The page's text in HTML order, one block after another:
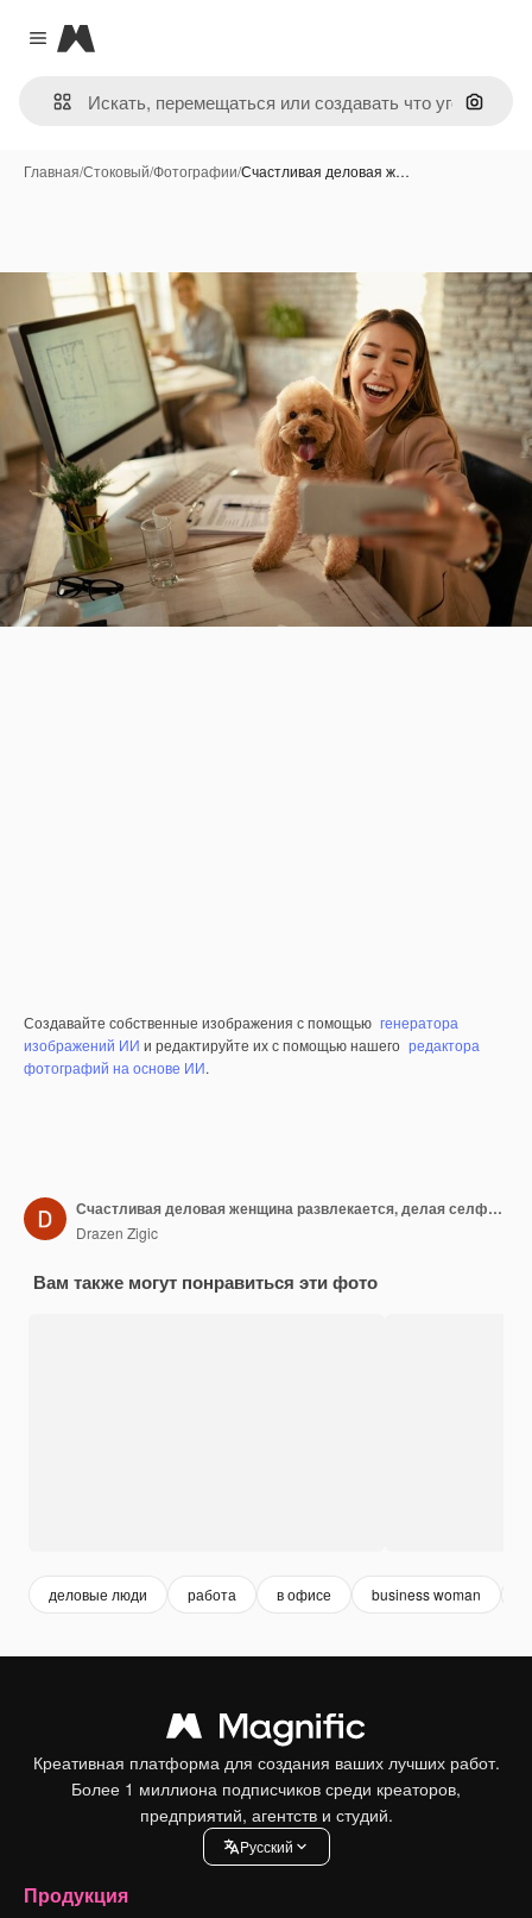
Close menu
Magnific
Поиск
Главная/Стоковый/Фотографии/Счастливая деловая ж…
Создавайте собственные изображения с помощью генератора
изображений ИИ и редактируйте их с помощью нашего редактора
фотографий на основе ИИ.
Счастливая деловая женщина развлекается, делая селфи со своей собакой в офисе
Drazen Zigic
Вам также могут понравиться эти фото
деловые люди работа в офисе business woman
Креативная платформа для создания ваших лучших работ.
Более 1 миллиона подписчиков среди креаторов,
предприятий, агентств и студий.
Pусский
Продукция